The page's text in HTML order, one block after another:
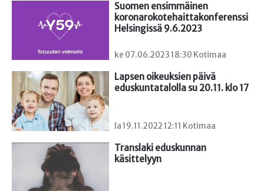
Suomen ensimmäinen
koronarokotehaittakonferenssi
Helsingissä 9.6.2023
ke 07.06.2023 18:30 Kotimaa
Lapsen oikeuksien päivä
eduskuntatalolla su 20.11. klo 17
la 19.11.2022 12:11 Kotimaa
Translaki eduskunnan
käsittelyyn